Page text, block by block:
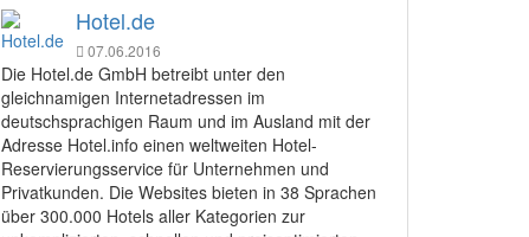
Hotel.de
07.06.2016
Die Hotel.de GmbH betreibt unter den
gleichnamigen Internetadressen im
deutschsprachigen Raum und im Ausland mit der
Adresse Hotel.info einen weltweiten Hotel-
Reservierungsservice für Unternehmen und
Privatkunden. Die Websites bieten in 38 Sprachen
über 300.000 Hotels aller Kategorien zur